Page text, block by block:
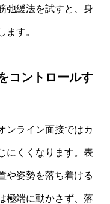
弛緩法を試すと、身
ます。
コントロールす
ンライン面接ではカ
にくくなります。表
や姿勢を落ち着ける
極端に動かさず、落